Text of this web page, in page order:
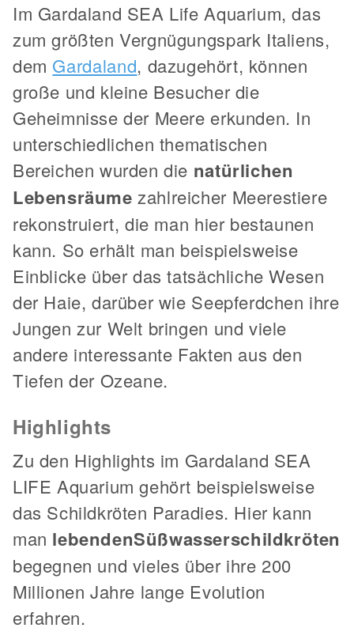
Im Gardaland SEA Life Aquarium, das
zum größten Vergnügungspark Italiens,
dem Gardaland, dazugehört, können
große und kleine Besucher die
Geheimnisse der Meere erkunden. In
unterschiedlichen thematischen
Bereichen wurden die natürlichen
Lebensräumezahlreicher Meerestiere
rekonstruiert, die man hier bestaunen
kann. So erhält man beispielsweise
Einblicke über das tatsächliche Wesen
der Haie, darüber wie Seepferdchen ihre
Jungen zur Welt bringen und viele
andere interessante Fakten aus den
Tiefen der Ozeane.
Highlights
Zu den Highlights im Gardaland SEA
LIFE Aquarium gehört beispielsweise
das Schildkröten Paradies. Hier kann
man lebendenSüßwasserschildkröten
begegnen und vieles über ihre 200
Millionen Jahre lange Evolution
erfahren.